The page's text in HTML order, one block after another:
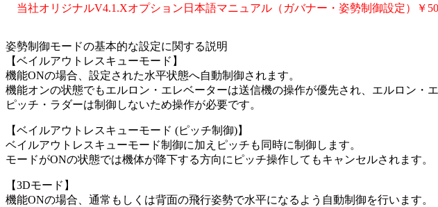
当社オリジナルV4.1.Xオプション日本語マニュアル（ ガバナー・姿勢制御設定）￥
姿勢制御モードの基本的な設定に関する説明
【ベイルアウトレスキューモード】
機能ONの場合、設定された水平状態へ自動制御されます。
機能オンの状態でもエルロン・エレベーターは送信機の操作が優先され、エルロン・
ピッチ・ラダーは制御しないため操作が必要です。
【ベイルアウトレスキューモード (ピッチ制御)】
ベイルアウトレスキューモード制御に加えピッチも同時に制御します。
モードがONの状態では機体が降下する方向にピッチ操作してもキャンセルされます。
【3Dモード】
機能ONの場合、通常もしくは背面の飛行姿勢で水平になるよう自動制御を行います。